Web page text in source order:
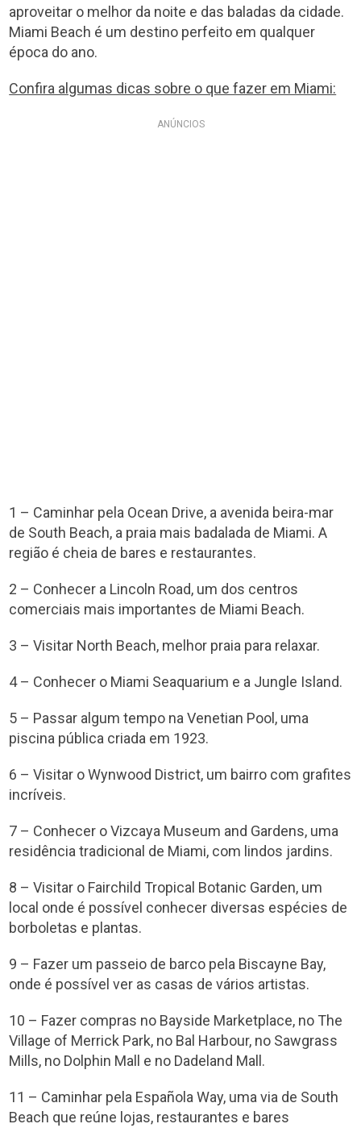
aproveitar o melhor da noite e das baladas da cidade.
Miami Beach é um destino perfeito em qualquer
época do ano.
Confira algumas dicas sobre o que fazer em Miami:
ANÚNCIOS
1 – Caminhar pela Ocean Drive, a avenida beira-mar
de South Beach, a praia mais badalada de Miami. A
região é cheia de bares e restaurantes.
2 – Conhecer a Lincoln Road, um dos centros
comerciais mais importantes de Miami Beach.
3 – Visitar North Beach, melhor praia para relaxar.
4 – Conhecer o Miami Seaquarium e a Jungle Island.
5 – Passar algum tempo na Venetian Pool, uma
piscina pública criada em 1923.
6 – Visitar o Wynwood District, um bairro com grafites
incríveis.
7 – Conhecer o Vizcaya Museum and Gardens, uma
residência tradicional de Miami, com lindos jardins.
8 – Visitar o Fairchild Tropical Botanic Garden, um
local onde é possível conhecer diversas espécies de
borboletas e plantas.
9 – Fazer um passeio de barco pela Biscayne Bay,
onde é possível ver as casas de vários artistas.
10 – Fazer compras no Bayside Marketplace, no The
Village of Merrick Park, no Bal Harbour, no Sawgrass
Mills, no Dolphin Mall e no Dadeland Mall.
11 – Caminhar pela Española Way, uma via de South
Beach que reúne lojas, restaurantes e bares